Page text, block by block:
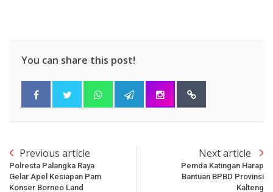
You can share this post!
Previous article
Polresta Palangka Raya
Gelar Apel Kesiapan Pam
Konser Borneo Land
Next article
Pemda Katingan Harap
Bantuan BPBD Provinsi
Kalteng